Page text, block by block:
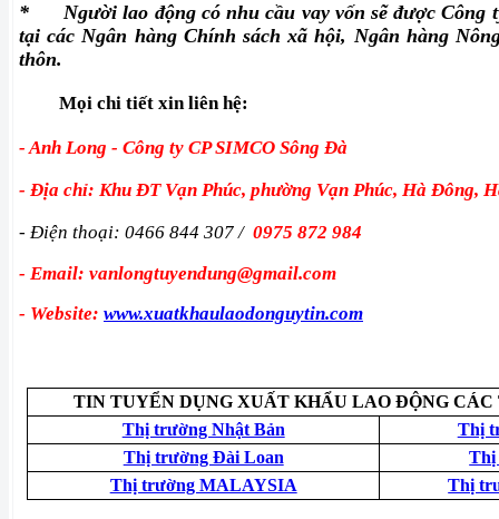
*
Người lao động có nhu cầu vay vốn sẽ được Công
tại các Ngân hàng Chính sách xã hội, Ngân hàng
thôn.
Mọi chi tiết xin liên hệ:
- Anh Long - Công ty CP SIMCO Sông Đà
- Địa chỉ: Khu ĐT Vạn Phúc, phường Vạn Phúc, Hà Đông,
- Điện thoại: 0466 844 307 / 0975 872 984
- Email: vanlongtuyendung@gmail.com
- Website: www.xuatkhaulaodonguytin.com
TIN TUYỂN DỤNG XUẤT KHẨU LAO ĐỘNG
Thị trường Nhật Bản
Thị
Thị trường Đài Loan
Thị
Thị trường MALAYSIA
Thị